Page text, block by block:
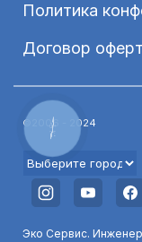
Политика
Договор
©2006 - 2024
Эко Сервис.
КНОПКА
ЗВ'ЯЗКУ